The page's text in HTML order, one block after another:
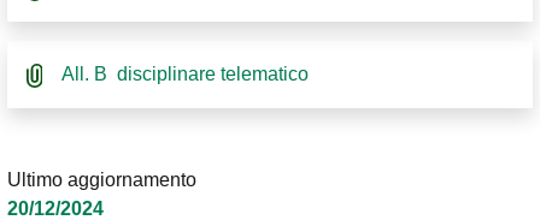
All. B disciplinare telematico
Ultimo aggiornamento
20/12/2024